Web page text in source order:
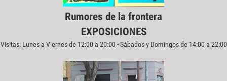
Rumores de la frontera
EXPOSICIONES
Visitas: Lunes a Viernes de 12:00 a 20:00 - Sábados y Domingos de 14:00 a 22:00